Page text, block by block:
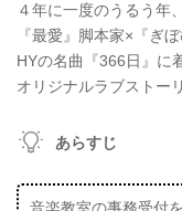
４年に一度のうるう年、
『最愛』脚本家×『ぎ
HYの名曲『366日』に
オリジナルラブストー
あらすじ